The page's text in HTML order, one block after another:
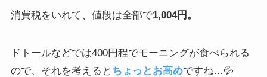
消費税をいれて、値段は全部で1,004円。
ドトールなどでは400円程でモーニングが食べられる
ので、それを考えると ちょっとお高めですね…💦